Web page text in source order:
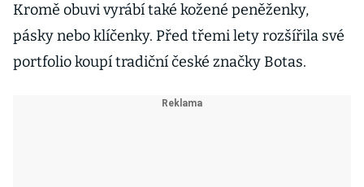
Kromě obuvi vyrábí také kožené peněženky,
pásky nebo klíčenky. Před třemi lety rozšířila své
portfolio koupí tradiční české značky Botas.